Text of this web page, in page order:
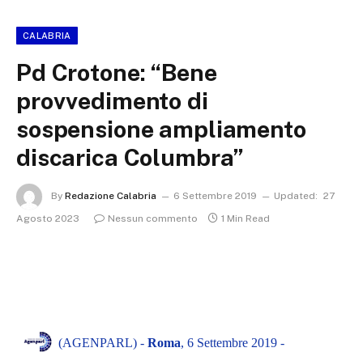
CALABRIA
Pd Crotone: “Bene
provvedimento di
sospensione ampliamento
discarica Columbra”
By Redazione Calabria 6 Settembre 2019 Updated: 27
Agosto 2023
Nessun commento 1 Min Read
(AGENPARL) - Roma, 6 Settembre 2019 -